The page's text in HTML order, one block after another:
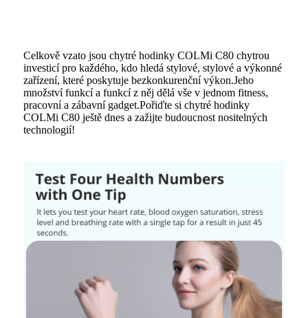
Celkově vzato jsou chytré hodinky COLMi C80 chytrou
investicí pro každého, kdo hledá stylové, stylové a výkonné
zařízení, které poskytuje bezkonkurenční výkon.Jeho
množství funkcí a funkcí z něj dělá vše v jednom fitness,
pracovní a zábavní gadget.Pořiďte si chytré hodinky
COLMi C80 ještě dnes a zažijte budoucnost nositelných
technologií!